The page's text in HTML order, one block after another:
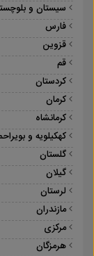
سیستان و
فارس
قزوین
قم
کردستان
کرمان
کرمانشاه
کهکیلویه و
گلستان
گیلان
لرستان
مازندران
مرکزی
هرمزگان